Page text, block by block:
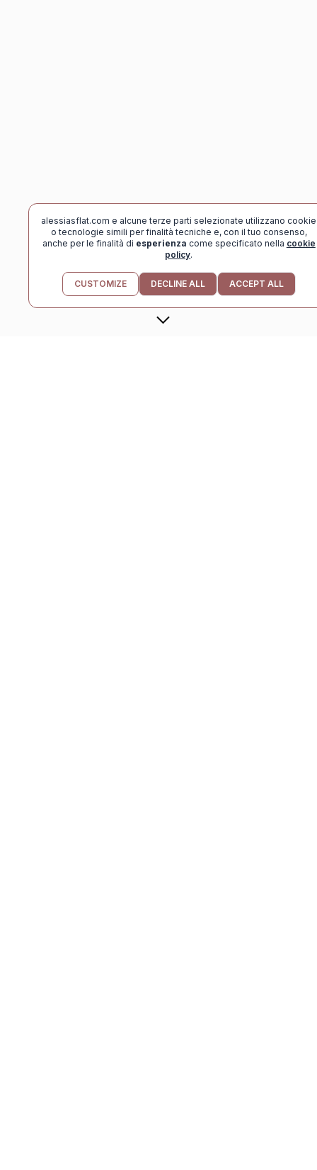
scoll
down
alessiasflat.com e alcune terze parti selezionate utilizzano cookie
o tecnologie simili per finalità tecniche e, con il tuo consenso,
anche per le finalità di esperienza come specificato nella cookie
policy.
CUSTOMIZE DECLINE ALL ACCEPT ALL